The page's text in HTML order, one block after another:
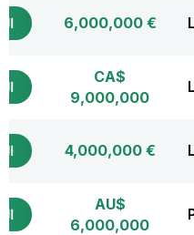
€ 6,000,000
CA$
9,000,000
€ 4,000,000
AU$
6,000,000